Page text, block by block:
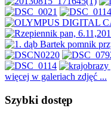
więcej w galeriach zdjęć ...
Szybki dostęp